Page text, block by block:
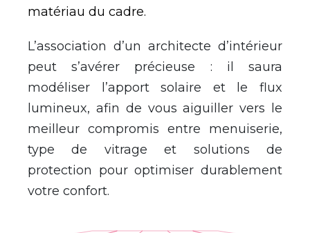
matériau du cadre.
L’association d’un architecte d’intérieur
peut s’avérer précieuse : il saura
modéliser l’apport solaire et le flux
lumineux, afin de vous aiguiller vers le
meilleur compromis entre menuiserie,
type de vitrage et solutions de
protection pour optimiser durablement
votre confort.